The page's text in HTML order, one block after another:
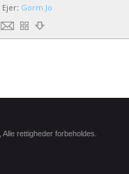
Ejer: Gorm Jo
, Alle rettigheder forbeholdes.